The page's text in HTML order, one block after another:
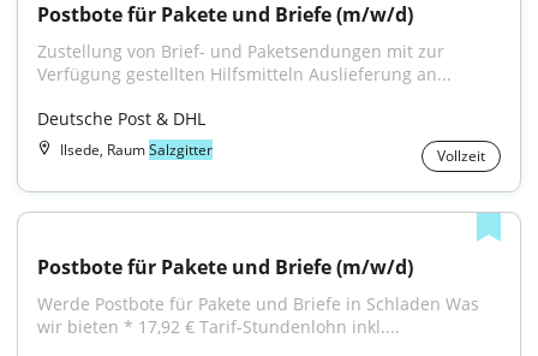
Postbote für Pakete und Briefe (m/w/d)
Zustellung von Brief- und Paketsendungen mit zur
Verfügung gestellten Hilfsmitteln Auslieferung an...
Deutsche Post & DHL
Ilsede, RaumSalzgitter Vollzeit
Postbote für Pakete und Briefe (m/w/d)
Werde Postbote für Pakete und Briefe in Schladen Was
wir bieten * 17,92 € Tarif-Stundenlohn inkl....